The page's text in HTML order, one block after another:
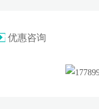
优惠咨询